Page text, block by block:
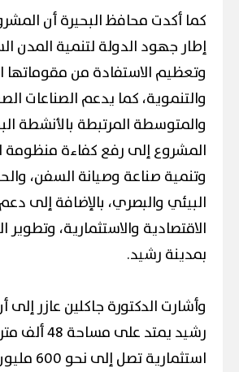
كما أكدت محافظ البحيرة أن
إطار جهود الدولة لتنمية المدن
وتعظيم الاستفادة من مقوماتها
والتنموية، كما يدعم الصناعات
والمتوسطة المرتبطة بالأنشطة
المشروع إلى رفع كفاءة منظومة
وتنمية صناعة وصيانة السفن،
البيئي والبصري، بالإضافة إلى
الاقتصادية والاستثمارية،
بمدينة رشيد.
وأشارت الدكتورة جاكلين عازر إلى
رشيد يمتد على
استثمارية